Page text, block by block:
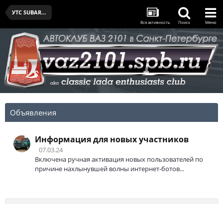
УТС SUBARU SPB CUP - I - 14.02.2026
Вся активность Поиск Меню
Объявления
Информация для новых участников
07.03.24
Включена ручная активация новых пользователей по
причине нахлынувшей волны интернет-ботов...